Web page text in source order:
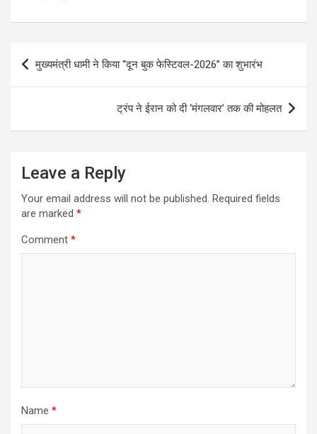
Post
navigation
मुख्यमंत्री धामी ने किया “दून बुक फेस्टिवल-2026” का शुभारंभ
ट्रंप ने ईरान को दी ‘मंगलवार’ तक की मोहलत
Leave a Reply
Your email address will not be published. Required fields
are marked *
Comment *
Name *